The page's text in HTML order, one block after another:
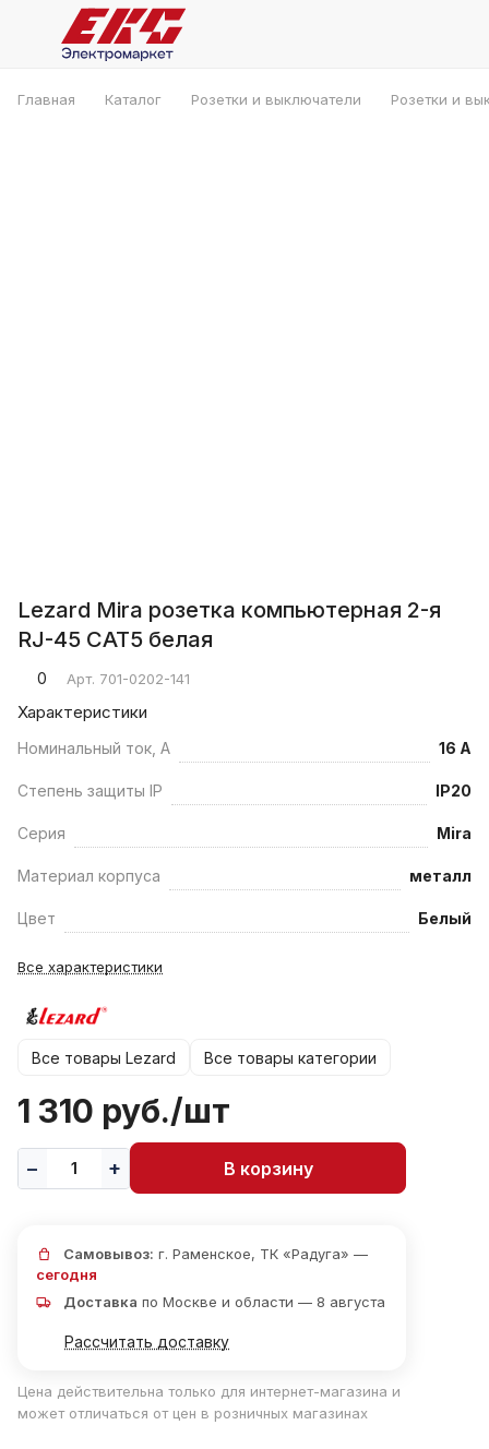
Главная Каталог Розетки и выключатели Розетки и
Lezard Mira розетка компьютерная 2-я
RJ-45 САТ5 белая
0 Арт. 701-0202-141
Характеристики
Номинальный ток, А 16 А
Степень защиты IP IP20
Серия Mira
Материал корпуса металл
Цвет Белый
Все характеристики
Все товары Lezard Все товары категории
1 310 руб./шт
В корзину
Самовывоз: г. Раменское, ТК «Радуга» —
сегодня
Доставка по Москве и области — 8 августа
Рассчитать доставку
Цена действительна только для интернет-магазина и
может отличаться от цен в розничных магазинах